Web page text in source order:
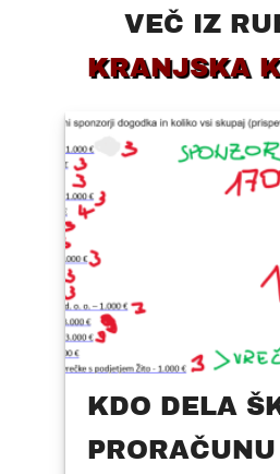
VEČ IZ
KRANJSKA
KDO DELA